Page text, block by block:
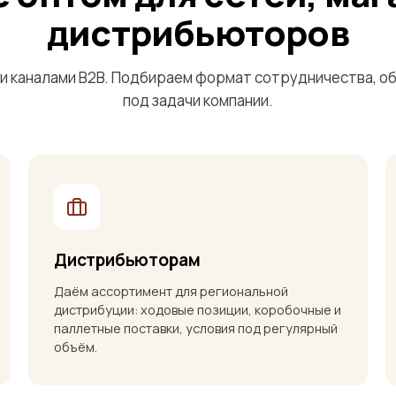
дистрибьюторов
каналами B2B. Подбираем формат сотрудничества,
под задачи компании.
Дистрибьюторам
Даём ассортимент для региональной
дистрибуции: ходовые позиции, коробочные и
паллетные поставки, условия под регулярный
объём.